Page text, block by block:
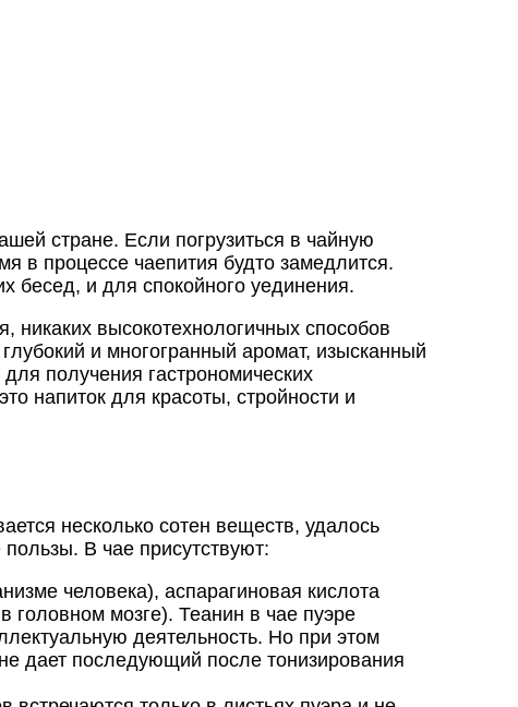
стране. Если погрузиться в чайную
в процессе чаепития будто замедлится.
бесед, и для спокойного уединения.
никаких высокотехнологичных способов
и многогранный аромат, изысканный
получения гастрономических
напиток для красоты, стройности и
несколько сотен веществ, удалось
В чае присутствуют:
человека), аспарагиновая кислота
головном мозге). Теанин в чае пуэре
деятельность. Но при этом
дает последующий после тонизирования